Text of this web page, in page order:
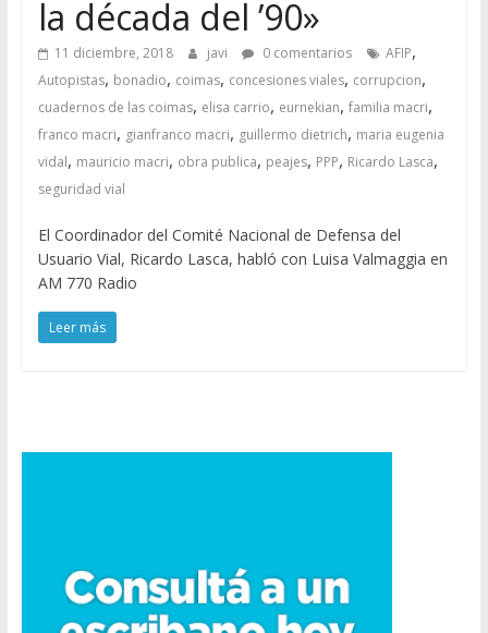
la década del ’90»
11 diciembre, 2018 javi 0 comentarios AFIP,
Autopistas, bonadio, coimas, concesiones viales, corrupcion,
cuadernos de las coimas, elisa carrio, eurnekian, familia macri,
franco macri, gianfranco macri, guillermo dietrich, maria eugenia
vidal, mauricio macri, obra publica, peajes, PPP, Ricardo Lasca,
seguridad vial
El Coordinador del Comité Nacional de Defensa del
Usuario Vial, Ricardo Lasca, habló con Luisa Valmaggia en
AM 770 Radio
Leer más